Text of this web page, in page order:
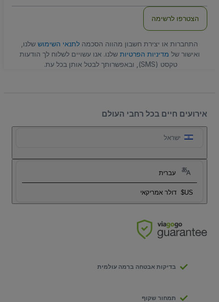
הצטרפו לרשימה
התחברות או יצירת חשבון מהווה הסכמה לתנאי השימוש שלנו,
ואישור של מדיניות הפרטיות שלנו. אנו עשויים לשלוח לך הודעות
טקסט (SMS), ובאפשרותך לבטל אותן בכל עת.
אירועים חיים בכל רחבי העולם
ישראל
עברית
US$ דולר אמריקאי
בדיקות אבטחה ברמה עולמית
תמחור שקוף